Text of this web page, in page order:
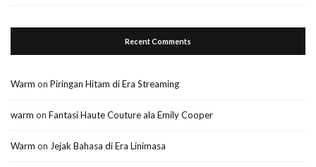
Recent Comments
Warm on Piringan Hitam di Era Streaming
warm on Fantasi Haute Couture ala Emily Cooper
Warm on Jejak Bahasa di Era Linimasa